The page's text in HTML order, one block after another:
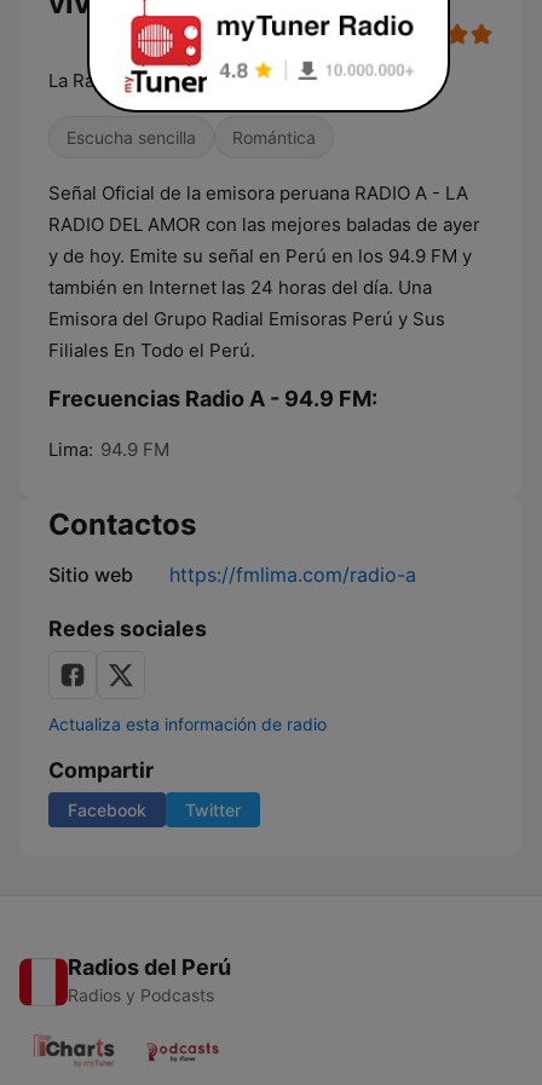
La Radio del Amor
Escucha sencilla Romántica
Señal Oficial de la emisora peruana RADIO A - LA
RADIO DEL AMOR con las mejores baladas de ayer
y de hoy. Emite su señal en Perú en los 94.9 FM y
también en Internet las 24 horas del día. Una
Emisora del Grupo Radial Emisoras Perú y Sus
Filiales En Todo el Perú.
Frecuencias Radio A - 94.9 FM:
Lima: 94.9 FM
Contactos
Sitio web https://fmlima.com/radio-a
Redes sociales
Actualiza esta información de radio
Compartir
Facebook Twitter
Radios del Perú
Radios y Podcasts